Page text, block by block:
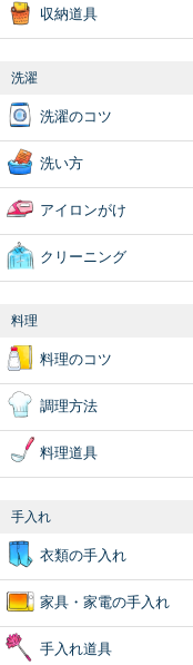
収納道具
洗濯
洗濯のコツ
洗い方
アイロンがけ
クリーニング
料理
料理のコツ
調理方法
料理道具
手入れ
衣類の手入れ
家具・家電の手入れ
手入れ道具